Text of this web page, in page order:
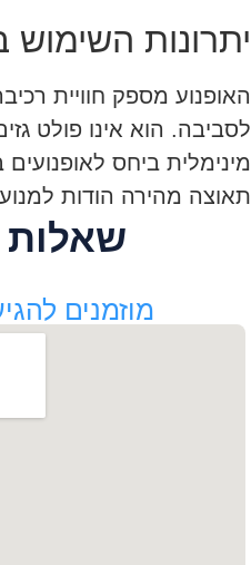
יתרונות
האופנוע מספק חוויית
לסביבה. הוא אינו פולט
מינימלית ביחס לאופנועים
תאוצה מהירה הודות
בנוסף, עלות "התדלוק"
טכנולוגיות
האופנועים החשמליים
שאלות
מוזמנים